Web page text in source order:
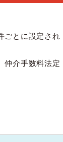
ごとに設定され
仲介手数料法定